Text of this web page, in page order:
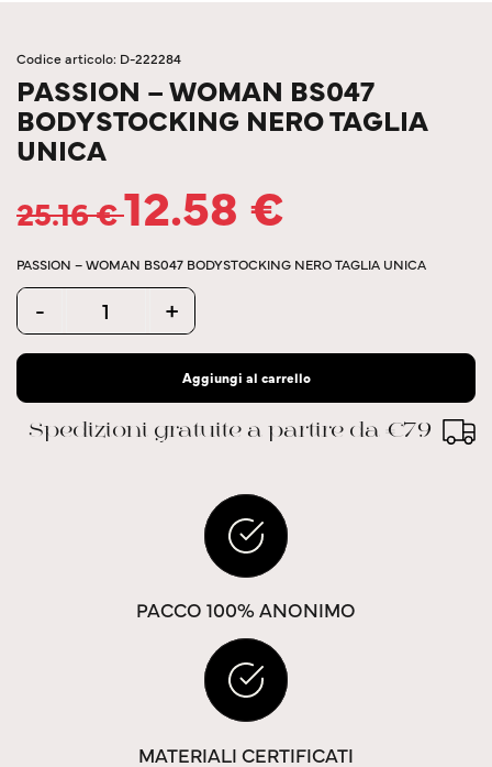
Codice articolo: D-222284
PASSION – WOMAN BS047
BODYSTOCKING NERO TAGLIA
UNICA
25.16€12.58 €
PASSION – WOMAN BS047 BODYSTOCKING NERO TAGLIA UNICA
Quantity
- +
Aggiungi al carrello
Spedizioni gratuite a partire da €79
PACCO 100% ANONIMO
MATERIALI CERTIFICATI